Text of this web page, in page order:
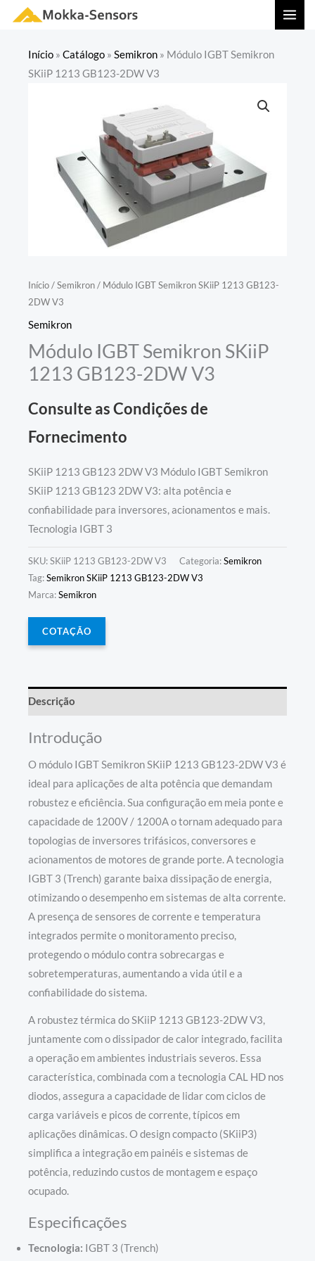
Início » Catálogo » Semikron » Módulo IGBT Semikron
SKiiP 1213 GB123-2DW V3
Início/Semikron/ Módulo IGBT Semikron SKiiP 1213 GB123-
2DW V3
Semikron
Módulo IGBT Semikron SKiiP
1213 GB123-2DW V3
Consulte as Condições de
Fornecimento
SKiiP 1213 GB123 2DW V3 Módulo IGBT Semikron
SKiiP 1213 GB123 2DW V3: alta potência e
confiabilidade para inversores, acionamentos e mais.
Tecnologia IGBT 3
SKU:SKiiP 1213 GB123-2DW V3 Categoria:Semikron
Tag:Semikron SKiiP 1213 GB123-2DW V3
Marca:Semikron
COTAÇÃO
Descrição
Introdução
O módulo IGBT Semikron SKiiP 1213 GB123-2DW V3 é
ideal para aplicações de alta potência que demandam
robustez e eficiência. Sua configuração em meia ponte e
capacidade de 1200V / 1200A o tornam adequado para
topologias de inversores trifásicos, conversores e
acionamentos de motores de grande porte. A tecnologia
IGBT 3 (Trench) garante baixa dissipação de energia,
otimizando o desempenho em sistemas de alta corrente.
A presença de sensores de corrente e temperatura
integrados permite o monitoramento preciso,
protegendo o módulo contra sobrecargas e
sobretemperaturas, aumentando a vida útil e a
confiabilidade do sistema.
A robustez térmica do SKiiP 1213 GB123-2DW V3,
juntamente com o dissipador de calor integrado, facilita
a operação em ambientes industriais severos. Essa
característica, combinada com a tecnologia CAL HD nos
diodos, assegura a capacidade de lidar com ciclos de
carga variáveis e picos de corrente, típicos em
aplicações dinâmicas. O design compacto (SKiiP3)
simplifica a integração em painéis e sistemas de
potência, reduzindo custos de montagem e espaço
ocupado.
Especificações
Tecnologia: IGBT 3 (Trench)